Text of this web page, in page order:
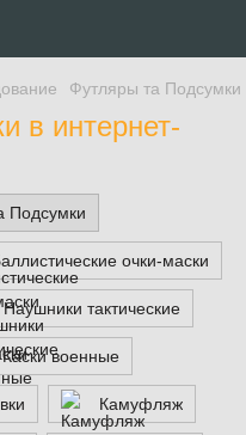
Футляры та Подсумки
в интернет-
Подсумки
очки-маски
Наушники тактические
Каски военные
Камуфляж